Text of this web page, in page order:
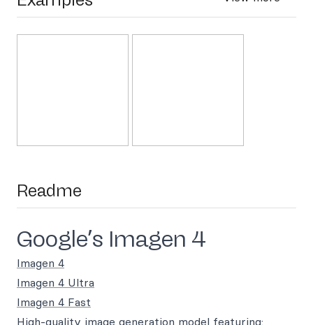
Readme
Google’s Imagen 4
Imagen 4
Imagen 4 Ultra
Imagen 4 Fast
High-quality image generation model featuring: